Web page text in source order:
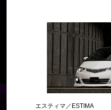
エスティマ／ESTIMA